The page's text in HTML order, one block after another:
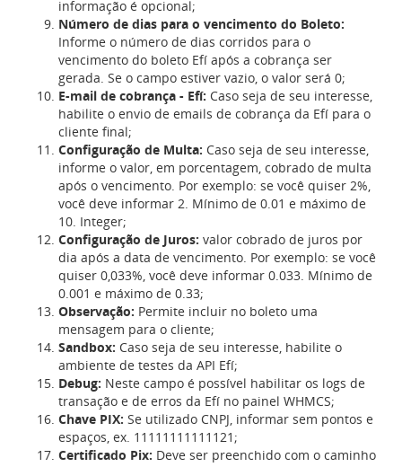
informação é opcional;
Número de dias para o vencimento do Boleto:
Informe o número de dias corridos para o
vencimento do boleto Efí após a cobrança ser
gerada. Se o campo estiver vazio, o valor será 0;
E-mail de cobrança - Efí: Caso seja de seu interesse,
habilite o envio de emails de cobrança da Efí para o
cliente final;
Configuração de Multa: Caso seja de seu interesse,
informe o valor, em porcentagem, cobrado de multa
após o vencimento. Por exemplo: se você quiser 2%,
você deve informar 2. Mínimo de 0.01 e máximo de
10. Integer;
Configuração de Juros: valor cobrado de juros por
dia após a data de vencimento. Por exemplo: se você
quiser 0,033%, você deve informar 0.033. Mínimo de
0.001 e máximo de 0.33;
Observação: Permite incluir no boleto uma
mensagem para o cliente;
Sandbox: Caso seja de seu interesse, habilite o
ambiente de testes da API Efí;
Debug: Neste campo é possível habilitar os logs de
transação e de erros da Efí no painel WHMCS;
Chave PIX: Se utilizado CNPJ, informar sem pontos e
espaços, ex. 11111111111121;
Certificado Pix: Deve ser preenchido com o caminho